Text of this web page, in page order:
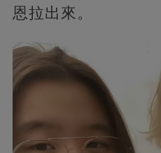
恩拉出來。